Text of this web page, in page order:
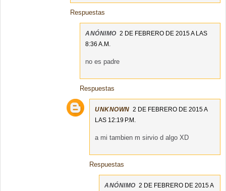
Respuestas
ANÓNIMO 2 DE FEBRERO DE 2015 A LAS
8:36 A.M.
no es padre
Respuestas
UNKNOWN 2 DE FEBRERO DE 2015 A
LAS 12:19 P.M.
a mi tambien m sirvio d algo XD
Respuestas
ANÓNIMO 2 DE FEBRERO DE 2015 A